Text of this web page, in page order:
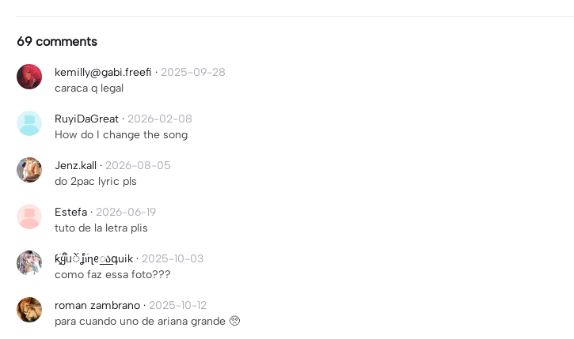
69 comments
kemilly@gabi.freefi · 2025-09-28
caraca q legal
RuyiDaGreat · 2026-02-08
How do I change the song
Jenz.kall · 2026-08-05
do 2pac lyric pls
Estefa · 2026-06-19
tuto de la letra plis
ƙׁׅ֑ყᩙᥙᤨʝⲓ࣪ᩥɳᧉ꯭აգuik · 2025-10-03
como faz essa foto???
roman zambrano · 2025-10-12
para cuando uno de ariana grande 🥺